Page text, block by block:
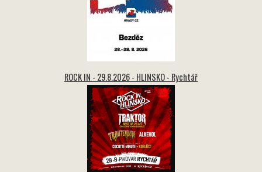
ROCK IN - 29.8.2026 - HLINSKO - Rychtář